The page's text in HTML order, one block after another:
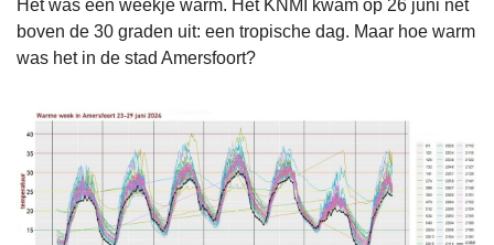
Het was een weekje warm. Het KNMI kwam op 26 juni net
boven de 30 graden uit: een tropische dag. Maar hoe warm
was het in de stad Amersfoort?